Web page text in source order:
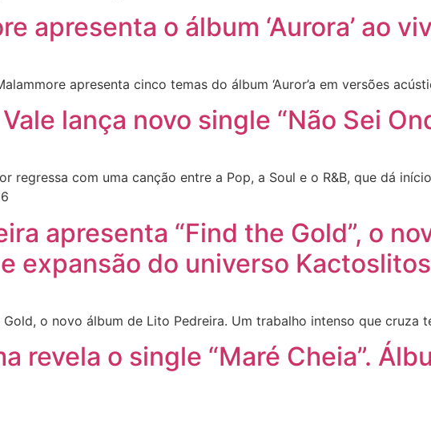
apresenta o álbum ‘Aurora’ ao
apresenta cinco temas do álbum ‘Auror’a em versões
lança novo single “Não Sei
regressa com uma canção entre a Pop, a Soul e o R&B, que dá
apresenta “Find the Gold”, o
expansão do universo
Gold, o novo álbum de Lito Pedreira. Um trabalho intenso que cruza
revela o single “Maré Cheia”.